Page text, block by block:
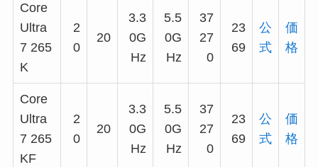
Core
Ultra
7 265
K
2
0
20
3.3
0G
Hz
5.5
0G
Hz
37
27
0
23
69
公
式
価
格
Core
Ultra
7 265
KF
2
0
20
3.3
0G
Hz
5.5
0G
Hz
37
27
0
23
69
公
式
価
格